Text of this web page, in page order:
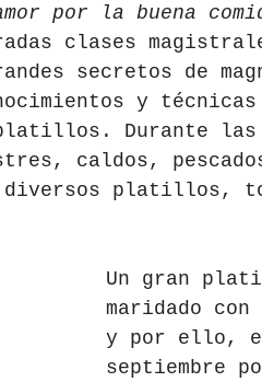
por la buena
clases
secretos de
y
Durante las
caldos,
diversos platillos,
Un gran
maridado
y por ello,
septiembre